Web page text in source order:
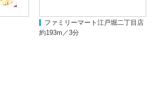
ファミリーマート江戸堀二丁目店
約193m／3分